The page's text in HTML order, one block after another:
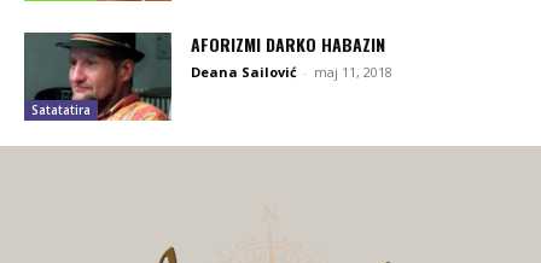
Satatatira
AFORIZMI DARKO HABAZIN
Deana Sailović - maj 11, 2018